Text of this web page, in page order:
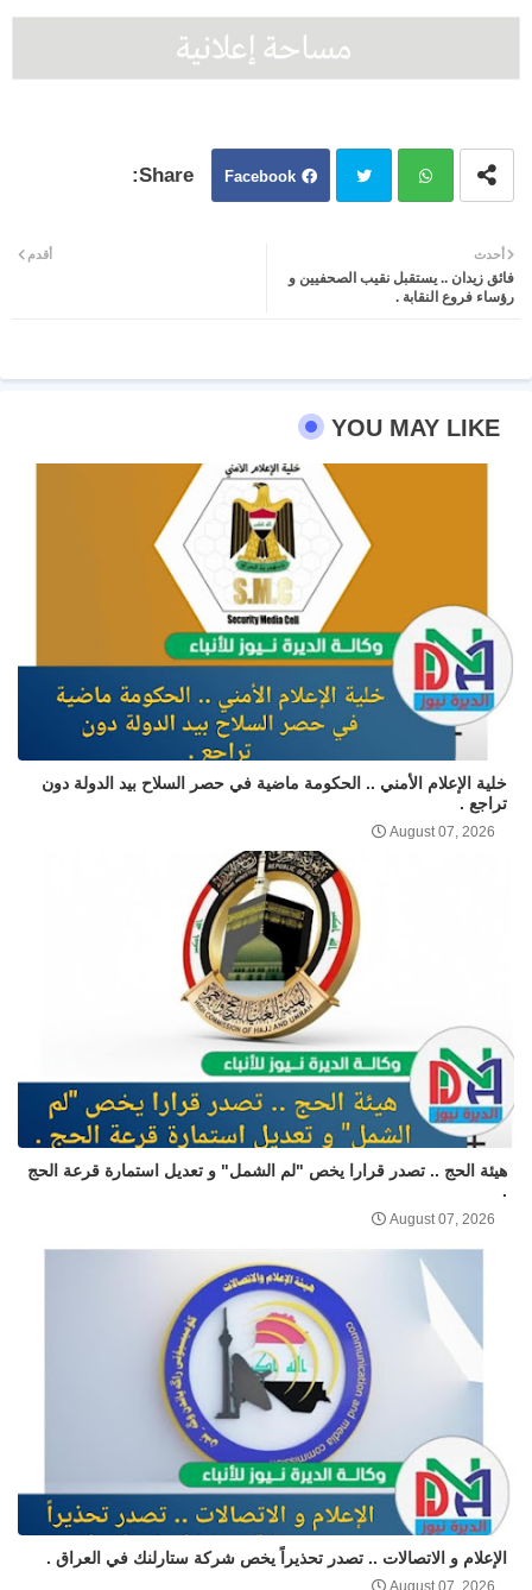
Facebook
ter atsa
أحدث
فائق زيدان .. يستقبل نقيب الصحفيين و
رؤساء فروع النقابة .
أقدم
YOU MAY LIKE
خلية الإعلام الأمني .. الحكومة ماضية في حصر السلاح بيد الدولة دون
تراجع .
August 07, 2026
هيئة الحج .. تصدر قرارا يخص "لم الشمل" و تعديل استمارة قرعة الحج
.
August 07, 2026
الإعلام و الاتصالات .. تصدر تحذيراً يخص شركة ستارلنك في العراق .
August 07, 2026